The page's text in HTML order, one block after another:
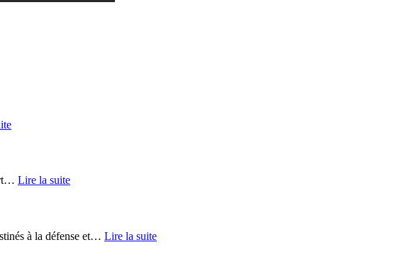
… Lire la suite
à la défense et… Lire la suite